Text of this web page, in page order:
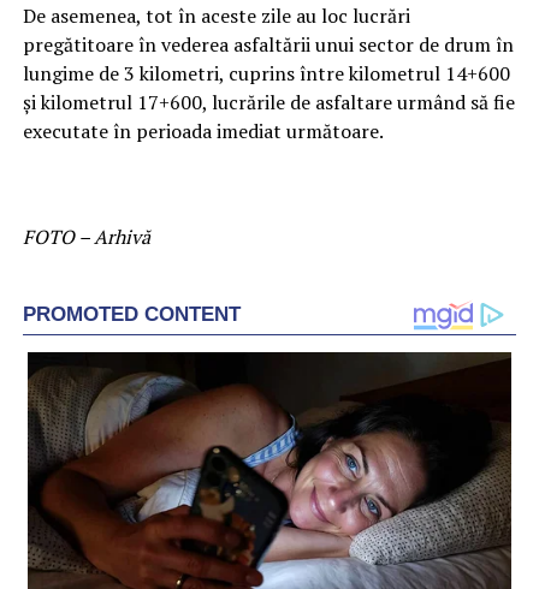
De asemenea, tot în aceste zile au loc lucrări
pregătitoare în vederea asfaltării unui sector de drum în
lungime de 3 kilometri, cuprins între kilometrul 14+600
și kilometrul 17+600, lucrările de asfaltare urmând să fie
executate în perioada imediat următoare.
FOTO – Arhivă